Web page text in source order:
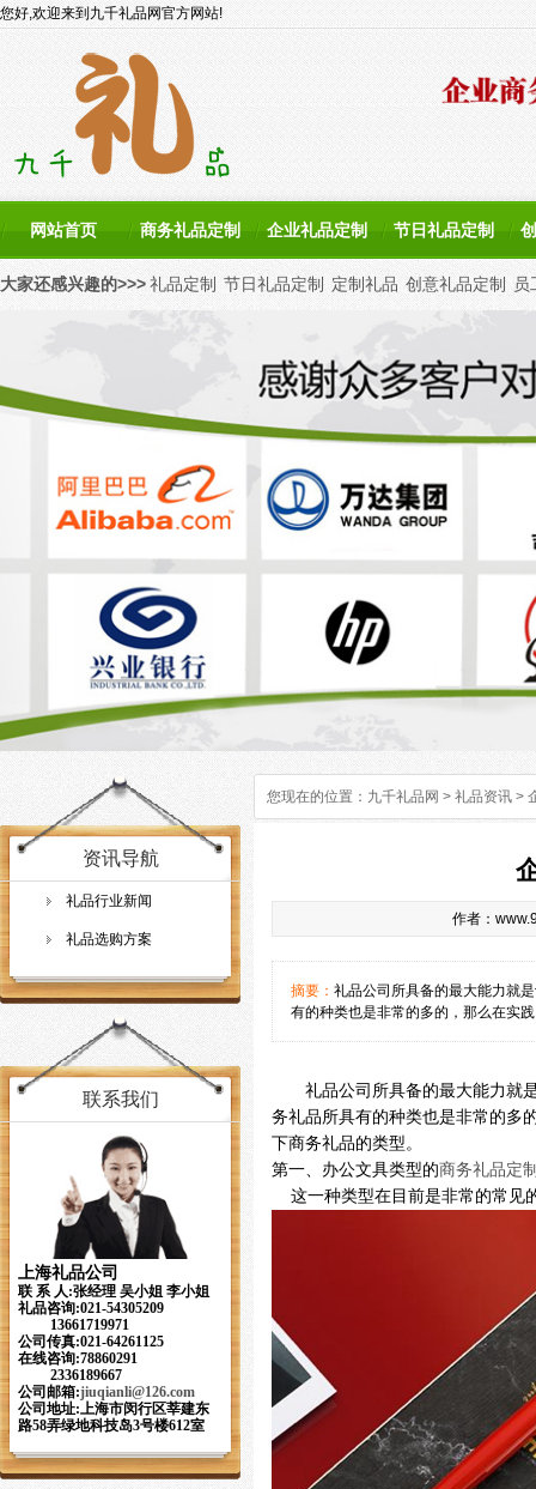
网站首页 商务礼品定制 企业礼品定制 节日礼品定制
您好,欢迎来到九千礼品网官方网站!
大家还感兴趣的>>>礼品定制 节日礼品定制 定制礼品 创意礼品定制 员
您现在的位置： 九千礼品网 > 礼品资讯 >
资讯导航
礼品行业新闻
礼品选购方案
联系我们
上海礼品公司
联 系 人:张经理 吴小姐 李小姐
礼品咨询:021-54305209
13661719971
公司传真:021-64261125
在线咨询:78860291
2336189667
公司邮箱:jiuqianli@126.com
公司地址:上海市闵行区莘建东
路58弄绿地科技岛3号楼612室
作者：
摘要： 礼品公司所具备的最大能力就
有的种类也是非常的多的，那么在实
礼品公司所具备的最大能力就是
务礼品所具有的种类也是非常的多
下商务礼品的类型。
第一、办公文具类型的商务礼品定
这一种类型在目前是非常的常见